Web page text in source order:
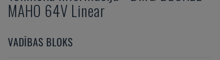
MAHO 64V Linear
VADĪBAS BLOKS